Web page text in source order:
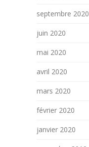
septembre 2020
juin 2020
mai 2020
avril 2020
mars 2020
février 2020
janvier 2020